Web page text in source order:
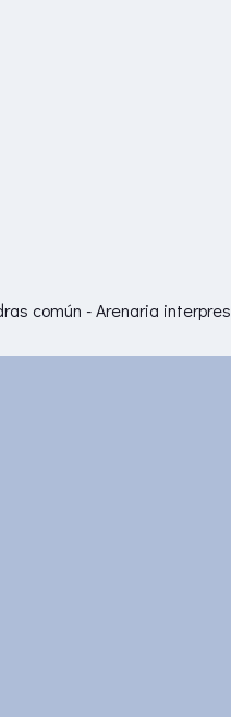
común - Arenaria interpres